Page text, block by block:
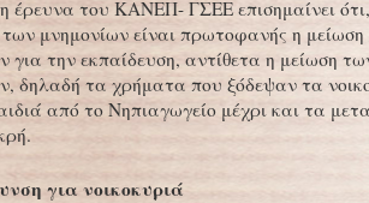
έρευνα του ΚΑΝΕΠ- ΓΣΕΕ επισημαίνει
των μνημονίων είναι πρωτοφανής η
για την εκπαίδευση, αντίθετα η μείωση
δηλαδή τα χρήματα που ξόδεψαν τα
από το Νηπιαγωγείο μέχρι και τα
για νοικοκυριά